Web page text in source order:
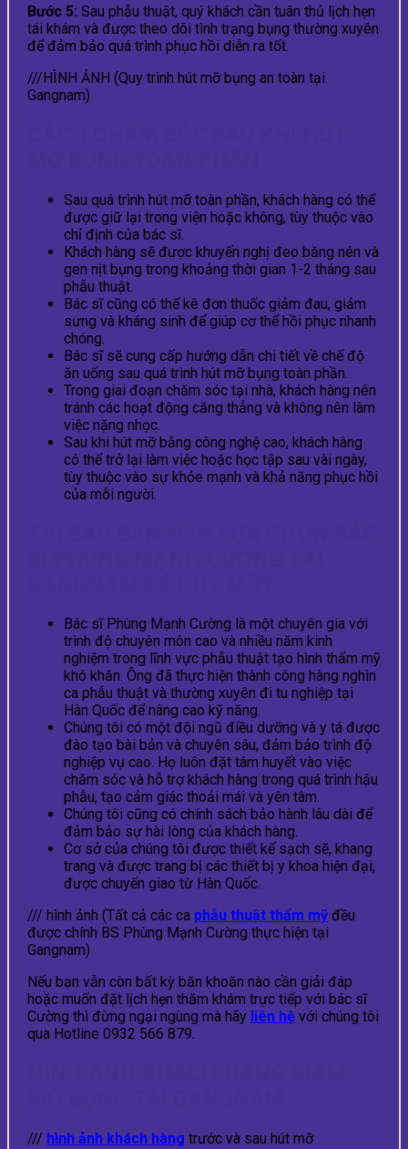
Bước 5: Sau phẫu thuật, quý khách cần tuân thủ lịch hẹn
tái khám và được theo dõi tình trạng bụng thường xuyên
để đảm bảo quá trình phục hồi diễn ra tốt.
///HÌNH ẢNH (Quy trình hút mỡ bụng an toàn tại
Gangnam)
Sau quá trình hút mỡ toàn phần, khách hàng có thể
được giữ lại trong viện hoặc không, tùy thuộc vào
chỉ định của bác sĩ.
Khách hàng sẽ được khuyến nghị đeo băng nén và
gen nịt bụng trong khoảng thời gian 1-2 tháng sau
phẫu thuật.
Bác sĩ cũng có thể kê đơn thuốc giảm đau, giảm
sưng và kháng sinh để giúp cơ thể hồi phục nhanh
chóng.
Bác sĩ sẽ cung cấp hướng dẫn chi tiết về chế độ
ăn uống sau quá trình hút mỡ bụng toàn phần.
Trong giai đoạn chăm sóc tại nhà, khách hàng nên
tránh các hoạt động căng thẳng và không nên làm
việc nặng nhọc.
Sau khi hút mỡ bằng công nghệ cao, khách hàng
có thể trở lại làm việc hoặc học tập sau vài ngày,
tùy thuộc vào sự khỏe mạnh và khả năng phục hồi
của mỗi người.
Bác sĩ Phùng Mạnh Cường là một chuyên gia với
trình độ chuyên môn cao và nhiều năm kinh
nghiệm trong lĩnh vực phẫu thuật tạo hình thẩm mỹ
khó khăn. Ông đã thực hiện thành công hàng nghìn
ca phẫu thuật và thường xuyên đi tu nghiệp tại
Hàn Quốc để nâng cao kỹ năng.
Chúng tôi có một đội ngũ điều dưỡng và y tá được
đào tạo bài bản và chuyên sâu, đảm bảo trình độ
nghiệp vụ cao. Họ luôn đặt tâm huyết vào việc
chăm sóc và hỗ trợ khách hàng trong quá trình hậu
phẫu, tạo cảm giác thoải mái và yên tâm.
Chúng tôi cũng có chính sách bảo hành lâu dài để
đảm bảo sự hài lòng của khách hàng.
Cơ sở của chúng tôi được thiết kế sạch sẽ, khang
trang và được trang bị các thiết bị y khoa hiện đại,
được chuyển giao từ Hàn Quốc.
/// hình ảnh (Tất cả các ca phẫu thuật thẩm mỹ đều
được chính BS Phùng Mạnh Cường thực hiện tại
Gangnam)
Nếu bạn vẫn còn bất kỳ băn khoăn nào cần giải đáp
hoặc muốn đặt lịch hẹn thăm khám trực tiếp với bác sĩ
Cường thì đừng ngại ngùng mà hãy liên hệ với chúng tôi
qua Hotline 0932 566 879.
/// hình ảnh khách hàng trước và sau hút mỡ